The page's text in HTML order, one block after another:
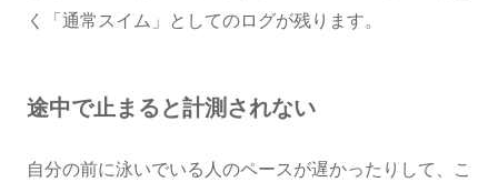
く「通常スイム」としてのログが残ります。
途中で止まると計測されない
自分の前に泳いでいる人のペースが遅かったりして、こ